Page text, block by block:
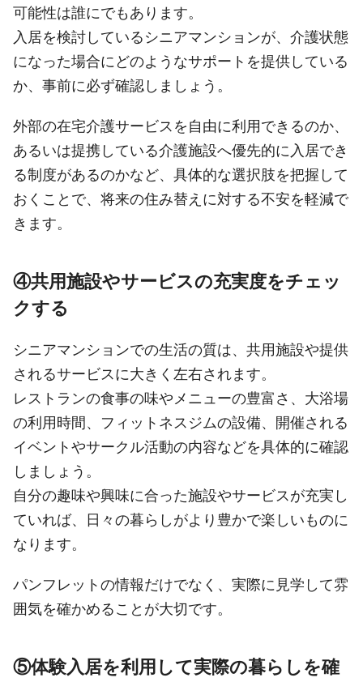
可能性は誰にでもあります。
入居を検討しているシニアマンションが、介護状態
になった場合にどのようなサポートを提供している
か、事前に必ず確認しましょう。
外部の在宅介護サービスを自由に利用できるのか、
あるいは提携している介護施設へ優先的に入居でき
る制度があるのかなど、具体的な選択肢を把握して
おくことで、将来の住み替えに対する不安を軽減で
きます。
④共用施設やサービスの充実度をチェッ
クする
シニアマンションでの生活の質は、共用施設や提供
されるサービスに大きく左右されます。
レストランの食事の味やメニューの豊富さ、大浴場
の利用時間、フィットネスジムの設備、開催される
イベントやサークル活動の内容などを具体的に確認
しましょう。
自分の趣味や興味に合った施設やサービスが充実し
ていれば、日々の暮らしがより豊かで楽しいものに
なります。
パンフレットの情報だけでなく、実際に見学して雰
囲気を確かめることが大切です。
⑤体験入居を利用して実際の暮らしを確